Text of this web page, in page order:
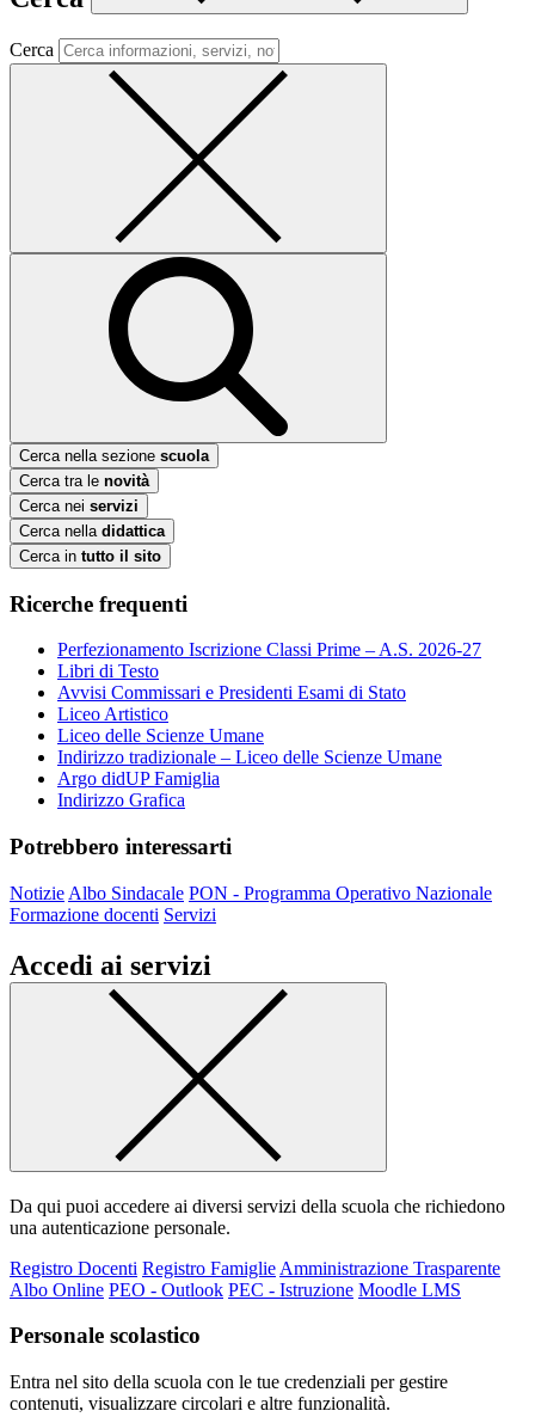
Cerca
Cerca nella sezione scuola
Cerca tra le novità
Cerca nei servizi
Cerca nella didattica
Cerca in tutto il sito
Ricerche frequenti
Perfezionamento Iscrizione Classi Prime – A.S. 2026-27
Libri di Testo
Avvisi Commissari e Presidenti Esami di Stato
Liceo Artistico
Liceo delle Scienze Umane
Indirizzo tradizionale – Liceo delle Scienze Umane
Argo didUP Famiglia
Indirizzo Grafica
Potrebbero interessarti
Notizie Albo Sindacale PON - Programma Operativo Nazionale
Formazione docenti Servizi
Accedi ai servizi
Da qui puoi accedere ai diversi servizi della scuola che richiedono
una autenticazione personale.
Registro Docenti Registro Famiglie Amministrazione Trasparente
Albo Online PEO - Outlook PEC - Istruzione Moodle LMS
Personale scolastico
Entra nel sito della scuola con le tue credenziali per gestire
contenuti, visualizzare circolari e altre funzionalità.